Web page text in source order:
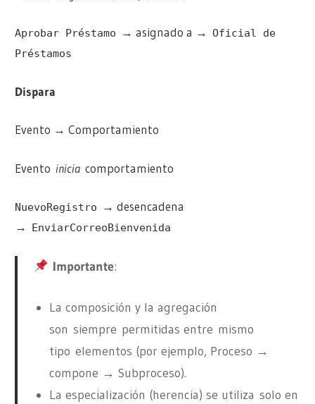
Aprobar Préstamo → asignado a →Oficial de
Préstamos
Dispara
Evento → Comportamiento
Evento inicia comportamiento
NuevoRegistro
→ desencadena
→
EnviarCorreoBienvenida
Importante:
La composición y la agregación
sonsiempre permitidas entre mismo
tipo elementos (por ejemplo, Proceso →
compone → Subproceso).
La especialización (herencia) se utilizasolo en